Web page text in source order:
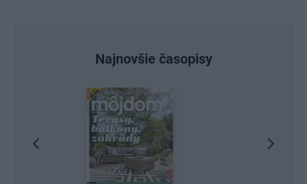
Najnovšie časopisy